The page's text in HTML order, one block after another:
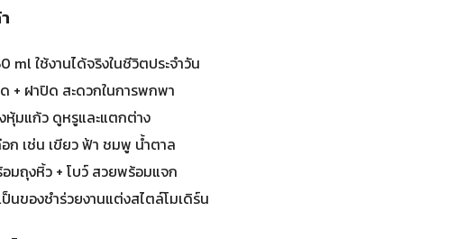
ml ใช้งานได้จริงในชีวิตประจำวัน
+ ฝาปิด สะดวกในการพกพา
หุ้มแก้ว ดูหรูและแตกต่าง
ก เช่น เขียว ฟ้า ชมพู น้ำตาล
มถุงหิ้ว + โบว์ สวยพร้อมแจก
ป็นของชำร่วยงานแต่งสไตล์โมเดิร์น